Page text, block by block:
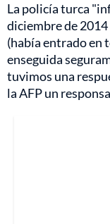
La policía turca
diciembre de 2014
(había entrado en
enseguida
tuvimos una
la AFP un